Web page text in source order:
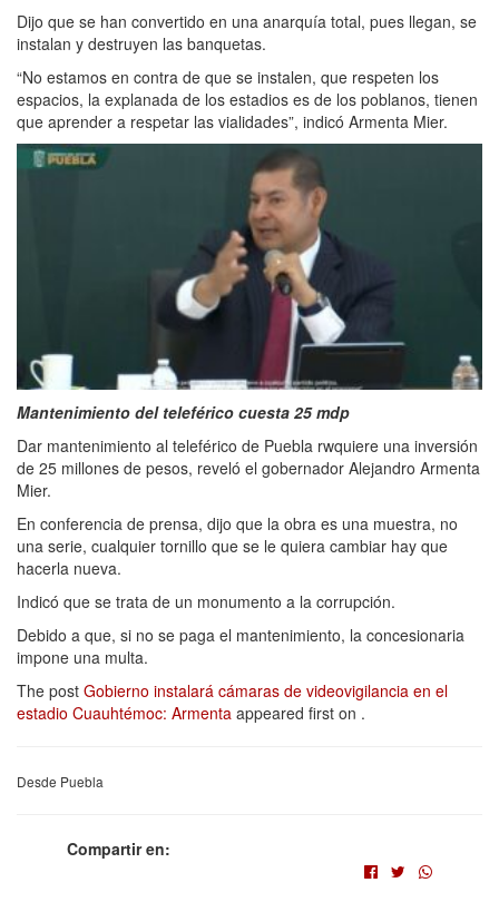
Dijo que se han convertido en una anarquía total, pues llegan, se
instalan y destruyen las banquetas.
“No estamos en contra de que se instalen, que respeten los
espacios, la explanada de los estadios es de los poblanos, tienen
que aprender a respetar las vialidades”, indicó Armenta Mier.
Mantenimiento del teleférico cuesta 25 mdp
Dar mantenimiento al teleférico de Puebla rwquiere una inversión
de 25 millones de pesos, reveló el gobernador Alejandro Armenta
Mier.
En conferencia de prensa, dijo que la obra es una muestra, no
una serie, cualquier tornillo que se le quiera cambiar hay que
hacerla nueva.
Indicó que se trata de un monumento a la corrupción.
Debido a que, si no se paga el mantenimiento, la concesionaria
impone una multa.
The post Gobierno instalará cámaras de videovigilancia en el
estadio Cuauhtémoc: Armenta appeared first on .
Desde Puebla
Compartir en: